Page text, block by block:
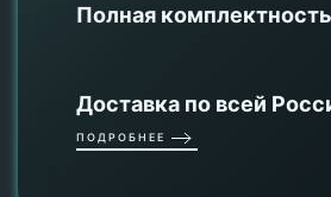
Полная
Доставка по всей
ПОДРОБНЕЕ